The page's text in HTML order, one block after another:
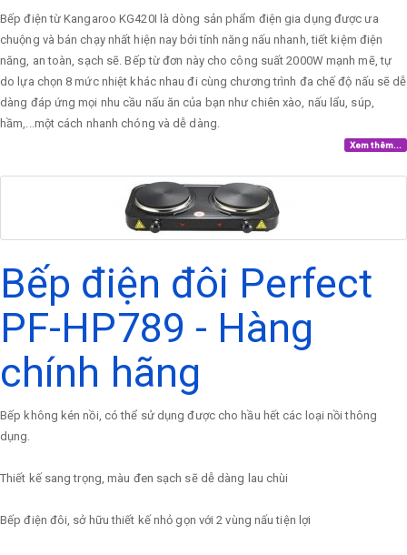
Bếp điện từ Kangaroo KG420I là dòng sản phẩm điện gia dụng được ưa
chuộng và bán chạy nhất hiện nay bởi tính năng nấu nhanh, tiết kiệm điện
năng, an toàn, sạch sẽ. Bếp từ đơn này cho công suất 2000W mạnh mẽ, tự
do lựa chọn 8 mức nhiệt khác nhau đi cùng chương trình đa chế độ nấu sẽ dễ
dàng đáp ứng mọi nhu cầu nấu ăn của bạn như chiên xào, nấu lẩu, súp,
hầm,...một cách nhanh chóng và dễ dàng.
Xem thêm...
Bếp điện đôi Perfect
PF-HP789 - Hàng
chính hãng
Bếp không kén nồi, có thể sử dụng được cho hầu hết các loại nồi thông
dụng.
Thiết kế sang trọng, màu đen sạch sẽ dễ dàng lau chùi
Bếp điện đôi, sở hữu thiết kế nhỏ gọn với 2 vùng nấu tiện lợi